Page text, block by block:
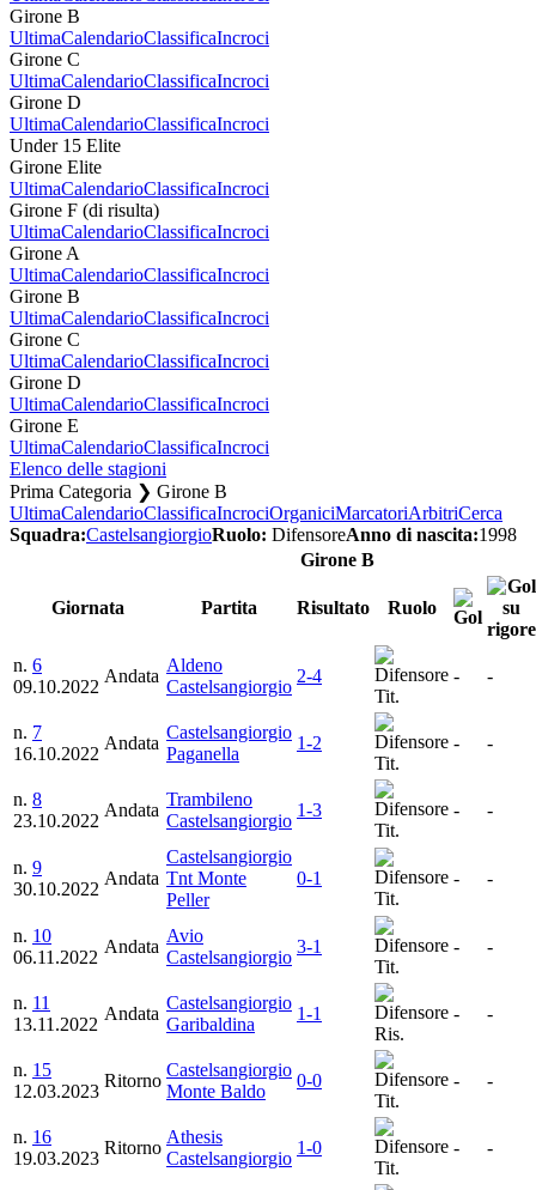
Girone B
UltimaCalendarioClassificaIncroci
Girone C
UltimaCalendarioClassificaIncroci
Girone D
UltimaCalendarioClassificaIncroci
Under 15 Elite
Girone Elite
UltimaCalendarioClassificaIncroci
Girone F (di risulta)
UltimaCalendarioClassificaIncroci
Girone A
UltimaCalendarioClassificaIncroci
Girone B
UltimaCalendarioClassificaIncroci
Girone C
UltimaCalendarioClassificaIncroci
Girone D
UltimaCalendarioClassificaIncroci
Girone E
UltimaCalendarioClassificaIncroci
Elenco delle stagioni
Prima Categoria ❯ Girone B
UltimaCalendarioClassificaIncrociOrganiciMarcatoriArbitriCerca
Squadra:CastelsangiorgioRuolo: DifensoreAnno di nascita:1998
Girone B
Giornata Partita Risultato Ruolo
n. 6
09.10.2022
Andata
Aldeno
Castelsangiorgio
2-4
Tit.
- -
n. 7
16.10.2022
Andata
Castelsangiorgio
Paganella
1-2
Tit.
- -
n. 8
23.10.2022
Andata
Trambileno
Castelsangiorgio
1-3
Tit.
- -
n. 9
30.10.2022
Andata
Castelsangiorgio
Tnt Monte
Peller
0-1
Tit.
- -
n. 10
06.11.2022
Andata
Avio
Castelsangiorgio
3-1
Tit.
- -
n. 11
13.11.2022
Andata
Castelsangiorgio
Garibaldina
1-1
Ris.
- -
n. 15
12.03.2023
Ritorno
Castelsangiorgio
Monte Baldo
0-0
Tit.
- -
n. 16
19.03.2023
Ritorno
Athesis
Castelsangiorgio
1-0
Tit.
- -